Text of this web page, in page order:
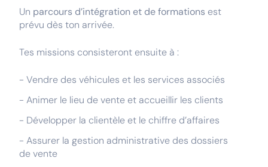
Un parcours d’intégration et de formations est
prévu dès ton arrivée.
Tes missions consisteront ensuite à :
- Vendre des véhicules et les services associés
- Animer le lieu de vente et accueillir les clients
- Développer la clientèle et le chiffre d’affaires
- Assurer la gestion administrative des dossiers
de vente